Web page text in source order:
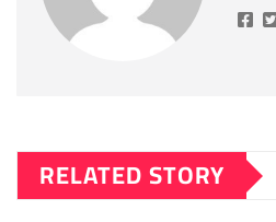
RELATED STORY